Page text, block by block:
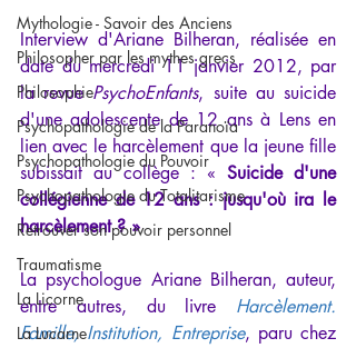
Mythologie - Savoir des Anciens
Philosopher par les mythes grecs
Philosophie
Psychopathologie de la Paranoïa
Psychopathologie du Pouvoir
Psychopathologie du Totalitarisme
Retrouver son pouvoir personnel
Traumatisme
La Licorne
La Lucarne
Interview d'Ariane Bilheran, réalisée en
date du mercredi 11 janvier 2012, par
la revue PsychoEnfants, suite au suicide
d'une adolescente de 12 ans à Lens en
lien avec le harcèlement que la jeune fille
subissait au collège : « Suicide d'une
collégienne de 12 ans : jusqu'où ira le
harcèlement ? »
La psychologue Ariane Bilheran, auteur,
entre autres, du livre Harcèlement.
Famille, Institution, Entreprise, paru chez